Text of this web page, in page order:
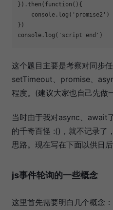
}).then( function ( ) {
console .log( 'promise2' )
console .log( 'script end'
这个题目主要是考察对同步
setTimeout、promise、
程度。(建议大家也自己先做
当时由于我对async、await
的千奇百怪 :()，就不记录了
思路。现在写在下面以供日后
js事件轮询的一些概念
这里首先需要明白几个概念